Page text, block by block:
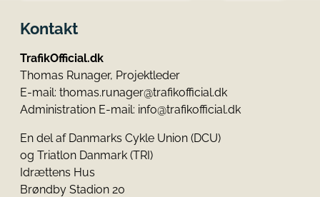
Kontakt
TrafikOfficial.dk
Thomas Runager, Projektleder
E-mail: thomas.runager@trafikofficial.dk
Administration E-mail: info@trafikofficial.dk
En del af Danmarks Cykle Union (DCU)
og Triatlon Danmark (TRI)
Idrættens Hus
Brøndby Stadion 20